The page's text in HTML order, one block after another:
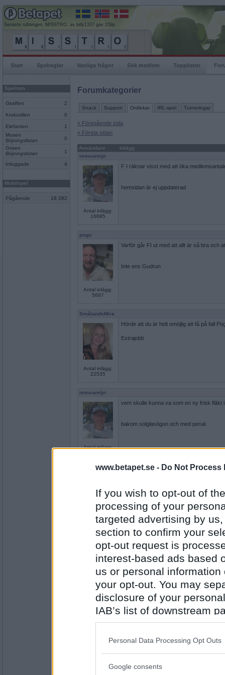
www.betapet.se - Do Not Process
If you wish to opt-out of
processing of your
targeted advertising by
section to confirm your
opt-out request is
interest-based ads based
us or personal
your opt-out. You may
disclosure of your
IAB’s list of downstream
also be disclosed by us
Downstream Participants
Please note that this
Personal Data Processing Opt Outs
Google consents
Senaste rullningen, MISSTRO, av billy1337 gav 159p
Start Spelregler Vanliga frågor Sök medlem Topplistor
Spelrum
Giraffen 2
Krokodilen 0
Elefanten
1
Musen
Böjningslistan
0
Grisen
Böjningslistan
1
Inloggade 4
Mobilspel
Pågående 18 282
Forumkategorier
Snack Support Ordlekar IRL-spel Turneringar
« Föregående sida
« Första sidan
Användare
Inlägg
remvanrijn
Antal inlägg:
16685
F I räknar visst med att öka
hemsidan är ej uppdaterad
pogu
Antal inlägg:
5687
Varför går FI ut med att allt är så bra och
Inte ens Gudrun
SmålandsMira
Antal inlägg:
22535
Hörde att du är helt omöjlig att få på fall
Extrajobb
remvanrijn
Antal inlägg:
vem skulle kunna va som en ny frisk fläkt
bakom solglasögon och med peruk
remvanrijn
Antal inlägg:
16685
remvanrijn
16685
blev Pogu partisekreterare för F I ?
bakom solglasögon och med peruk
(Kunde inte bry mig mindre om Lakers. Är